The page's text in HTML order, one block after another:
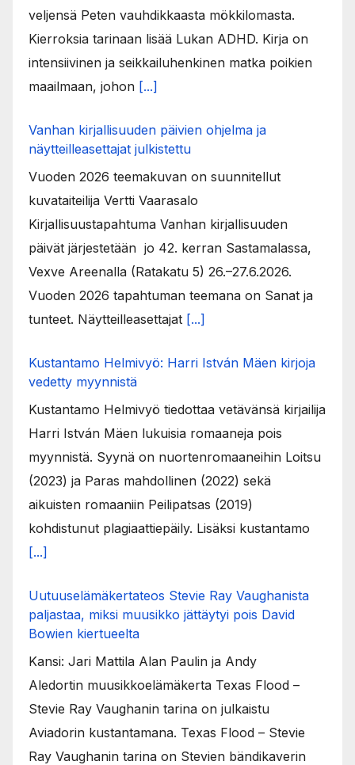
veljensä Peten vauhdikkaasta mökkilomasta.
Kierroksia tarinaan lisää Lukan ADHD. Kirja on
intensiivinen ja seikkailuhenkinen matka poikien
maailmaan, johon [...]
Vanhan kirjallisuuden päivien ohjelma ja
näytteilleasettajat julkistettu
Vuoden 2026 teemakuvan on suunnitellut
kuvataiteilija Vertti Vaarasalo
Kirjallisuustapahtuma Vanhan kirjallisuuden
päivät järjestetään jo 42. kerran Sastamalassa,
Vexve Areenalla (Ratakatu 5) 26.–27.6.2026.
Vuoden 2026 tapahtuman teemana on Sanat ja
tunteet. Näytteilleasettajat [...]
Kustantamo Helmivyö: Harri István Mäen kirjoja
vedetty myynnistä
Kustantamo Helmivyö tiedottaa vetävänsä kirjailija
Harri István Mäen lukuisia romaaneja pois
myynnistä. Syynä on nuortenromaaneihin Loitsu
(2023) ja Paras mahdollinen (2022) sekä
aikuisten romaaniin Peilipatsas (2019)
kohdistunut plagiaattiepäily. Lisäksi kustantamo
[...]
Uutuuselämäkertateos Stevie Ray Vaughanista
paljastaa, miksi muusikko jättäytyi pois David
Bowien kiertueelta
Kansi: Jari Mattila Alan Paulin ja Andy
Aledortin muusikkoelämäkerta Texas Flood –
Stevie Ray Vaughanin tarina on julkaistu
Aviadorin kustantamana. Texas Flood – Stevie
Ray Vaughanin tarina on Stevien bändikaverin